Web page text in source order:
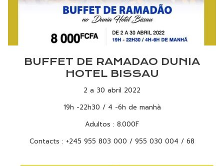
BUFFET DE RAMADAO DUNIA
HOTEL BISSAU
2 a 30 abril 2022
19h -22h30 / 4 -6h de manhà
Adultos : 8.000F
Contacts : +245 955 803 000 / 955 030 004 / 68